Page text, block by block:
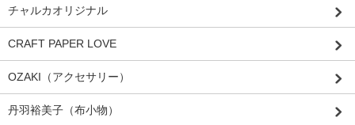
チャルカオリジナル
CRAFT PAPER LOVE
OZAKI（アクセサリー）
丹羽裕美子（布小物）